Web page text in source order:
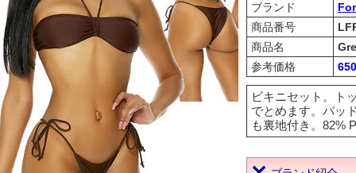
ブランド
商品番号
商品名
参考価格
ビキニセット。ト
でとめます。パッ
も裏地付き。82%